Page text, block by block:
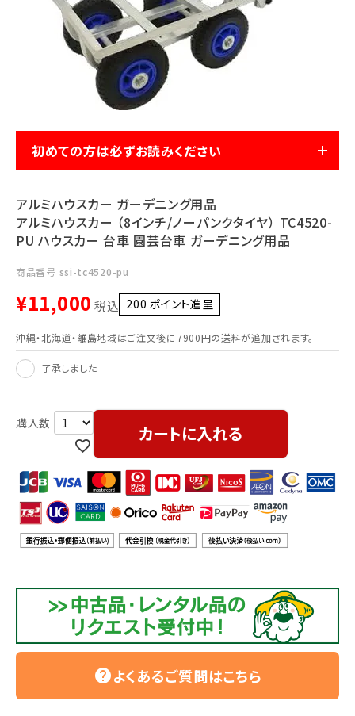
利用ガイド FAQ
メールでのお問い合わせ
FAXでのご注文
0739-72-4532
初めての方は必ずお読みください
アルミハウスカー ガーデニング用品
アルミハウスカー （8インチ/ノーパンクタイヤ） TC4520-
PU ハウスカー 台車 園芸台車 ガーデニング用品
商品番号 ssi-tc4520-pu
¥11,000 税込 200 ポイント進呈 ]
沖縄・北海道・離島地域はご注文後に7900円の送料が追加されます。
了承しました
カートに入れる
helpよくあるご質問はこちら